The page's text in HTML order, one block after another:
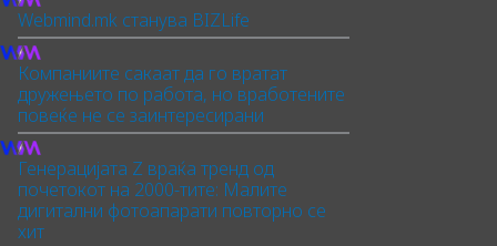
Webmind.mk станува BIZLife
Компаниите сакаат да го вратат
дружењето по работа, но вработените
повеќе не се заинтересирани
Генерацијата Z враќа тренд од
почетокот на 2000-тите: Малите
дигитални фотоапарати повторно се
хит